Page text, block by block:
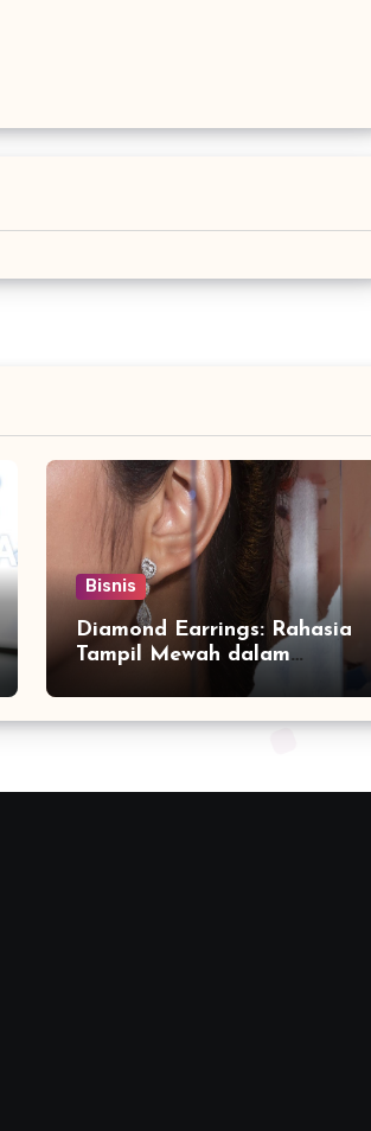
Bisnis
Diamond Earrings: Rahasia
Tampil Mewah dalam
Sekejap yang Jarang
Diketahui